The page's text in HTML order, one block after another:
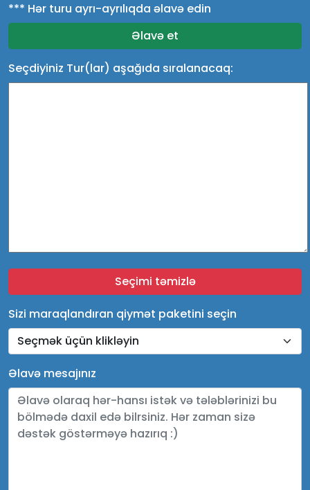
*** Hər turu ayrı-ayrılıqda əlavə edin
Seçdiyiniz Tur(lar) aşağıda sıralanacaq:
Sizi maraqlandıran qiymət paketini seçin
Əlavə mesajınız